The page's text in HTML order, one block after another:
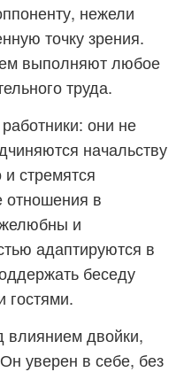
нежели
точку зрения.
выполняют любое
труда.
они не
начальству
стремятся
отношения в
и
адаптируются в
беседу
влиянием двойки,
уверен в себе, без